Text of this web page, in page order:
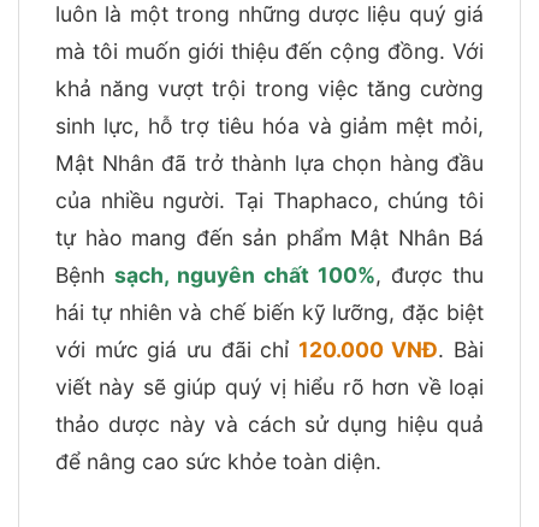
luôn là một trong những dược liệu quý giá
mà tôi muốn giới thiệu đến cộng đồng. Với
khả năng vượt trội trong việc tăng cường
sinh lực, hỗ trợ tiêu hóa và giảm mệt mỏi,
Mật Nhân đã trở thành lựa chọn hàng đầu
của nhiều người. Tại Thaphaco, chúng tôi
tự hào mang đến sản phẩm Mật Nhân Bá
Bệnh sạch, nguyên chất 100%, được thu
hái tự nhiên và chế biến kỹ lưỡng, đặc biệt
với mức giá ưu đãi chỉ 120.000 VNĐ. Bài
viết này sẽ giúp quý vị hiểu rõ hơn về loại
thảo dược này và cách sử dụng hiệu quả
để nâng cao sức khỏe toàn diện.